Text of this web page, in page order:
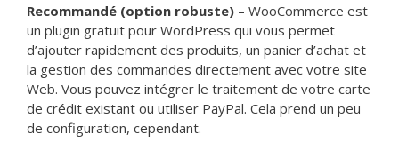
Recommandé (option robuste) – WooCommerce est
un plugin gratuit pour WordPress qui vous permet
d’ajouter rapidement des produits, un panier d’achat et
la gestion des commandes directement avec votre site
Web. Vous pouvez intégrer le traitement de votre carte
de crédit existant ou utiliser PayPal. Cela prend un peu
de configuration, cependant.